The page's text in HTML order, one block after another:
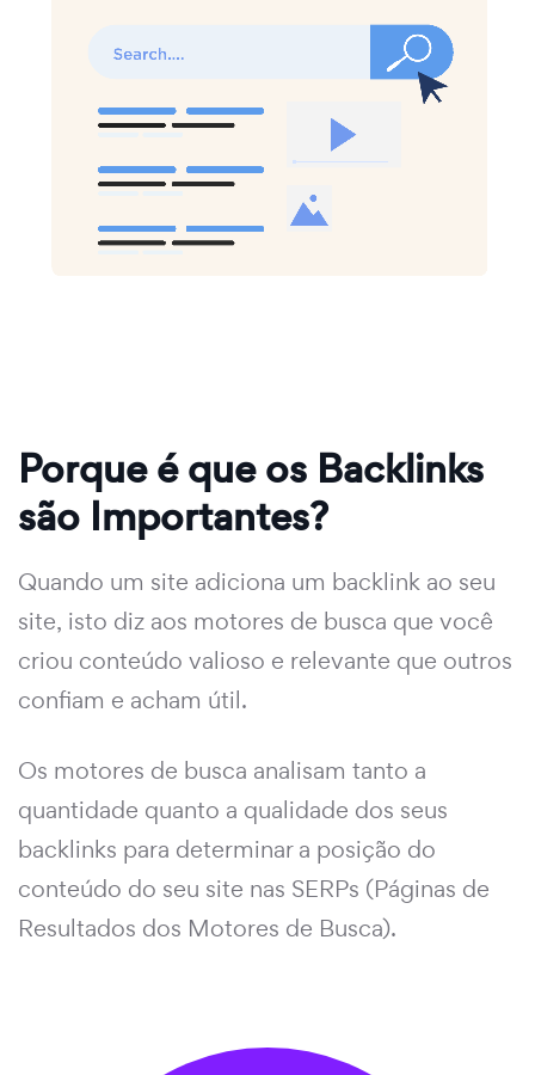
Porque é que os Backlinks
são Importantes?
Quando um site adiciona um backlink ao seu
site, isto diz aos motores de busca que você
criou conteúdo valioso e relevante que outros
confiam e acham útil.
Os motores de busca analisam tanto a
quantidade quanto a qualidade dos seus
backlinks para determinar a posição do
conteúdo do seu site nas SERPs (Páginas de
Resultados dos Motores de Busca).